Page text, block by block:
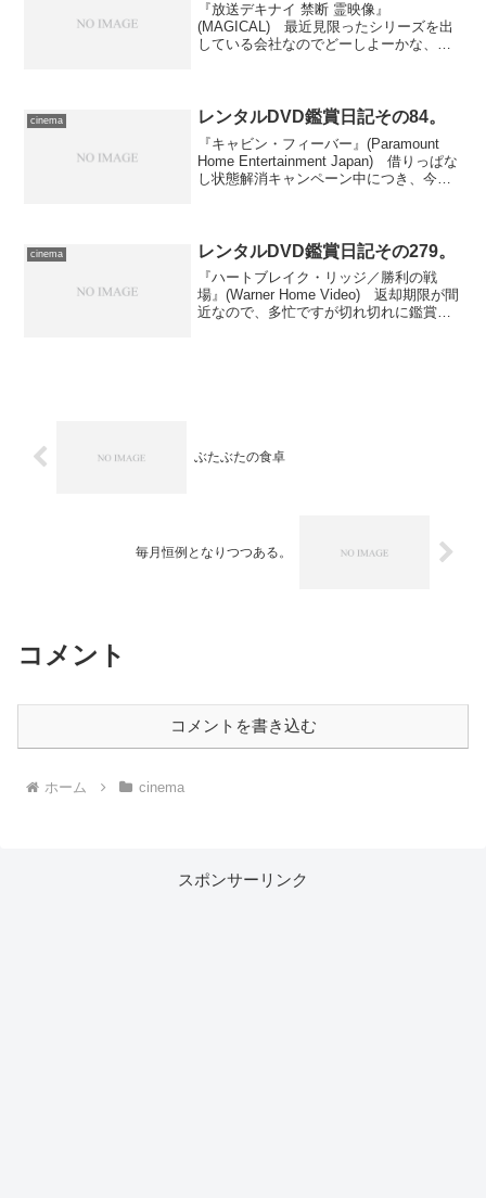
『放送デキナイ 禁断 霊映像』
(MAGICAL) 最近見限ったシリーズを出
している会社なのでどーしよーかな、と
剰さが鼻について白けます。...
cinema レンタルDVD鑑賞日記その84。
『キャビン・フィーバー』(Paramount
Home Entertainment Japan) 借りっぱな
し状態解消キャンペーン中につき、今日
cinema レンタルDVD鑑賞日記その279。
『ハートブレイク・リッジ／勝利の戦
場』(Warner Home Video) 返却期限が間
近なので、多忙ですが切れ切れに鑑賞。
ぶたぶたの食卓
毎月恒例となりつつある。
コメント
コメントを書き込む
ホーム cinema
スポンサーリンク